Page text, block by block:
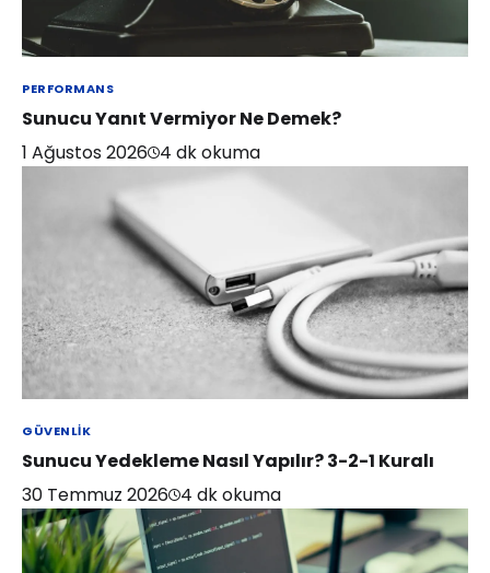
PERFORMANS
Sunucu Yanıt Vermiyor Ne Demek?
1 Ağustos 2026 4 dk okuma
GÜVENLIK
Sunucu Yedekleme Nasıl Yapılır? 3-2-1 Kuralı
30 Temmuz 2026 4 dk okuma